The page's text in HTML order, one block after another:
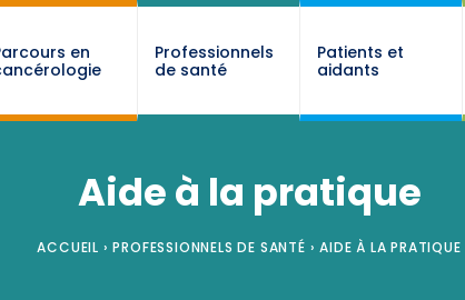
en
Professionnels
de santé
Patients et
aidants
Aide à la pratique
ACCUEIL › PROFESSIONNELS DE SANTÉ › AIDE À LA PRATIQUE